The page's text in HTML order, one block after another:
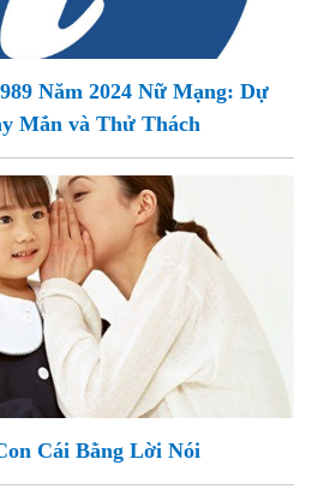
Năm 2024 Nữ Mạng: Dự
Mắn và Thử Thách
Cái Bằng Lời Nói